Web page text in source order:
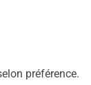
préférence.